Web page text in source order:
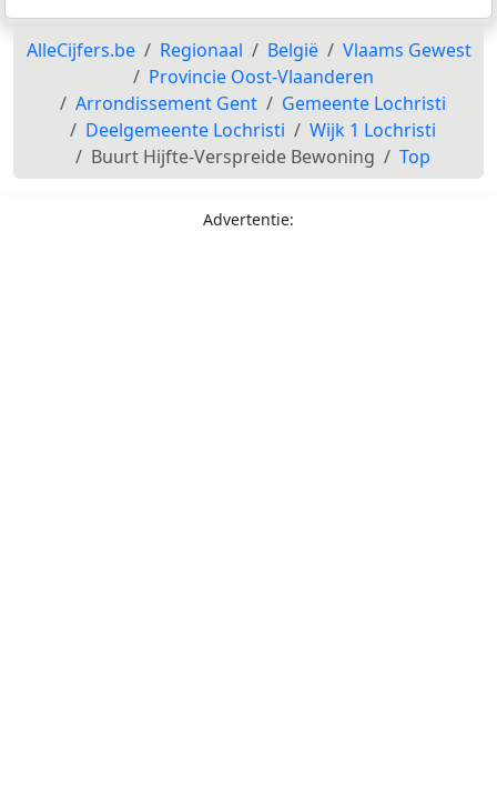
AlleCijfers.be Regionaal België
Vlaams Gewest
Provincie Oost-Vlaanderen
Arrondissement Gent
Gemeente Lochristi
Deelgemeente Lochristi
Wijk 1 Lochristi
Buurt Hijfte-Verspreide Bewoning
Top
Advertentie: